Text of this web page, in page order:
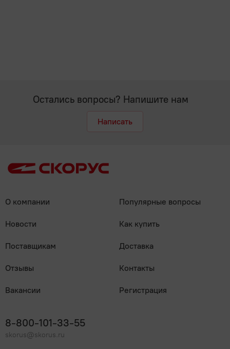
Остались вопросы? Напишите нам
Написать
О компании
Новости
Поставщикам
Отзывы
Вакансии
Популярные вопросы
Как купить
Доставка
Контакты
Регистрация
8-800-101-33-55
skorus@skorus.ru